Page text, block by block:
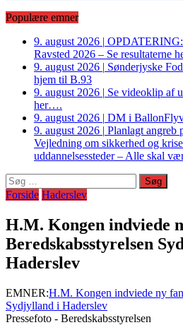
Populære emner
9. august 2026 |
Ravsted 2026 – Se resultaterne
9. august 2026 | Sønderjyske
hjem til B.93
9. august 2026 | Se videoklip af
her….
9. august 2026 | DM i
9. august 2026 | Planlagt angreb
Vejledning om sikkerhed og
uddannelsessteder – Alle skal
Søg
efter:
Forside Haderslev
H.M. Kongen indviede
Beredskabsstyrelsen
Haderslev
EMNER:H.M. Kongen indviede ny
Sydjylland i Haderslev
Pressefoto - Beredskabsstyrelsen